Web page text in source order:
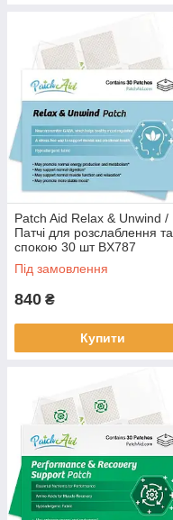
Patch Aid Relax & Unwind /
Патчі для розслаблення та
спокою 30 шт BX787
Під замовлення
840 ₴
Купити